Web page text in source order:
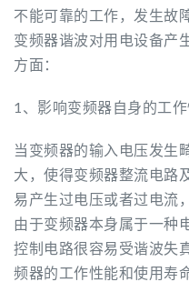
不能可靠的工作，发生故
变频器谐波对用电设备产
方面：
1、影响变频器自身的工
当变频器的输入电压发生
大，使得变频器整流电路
易产生过电压或者过电流
由于变频器本身属于一种
控制电路很容易受谐波失
频器的工作性能和使用寿命